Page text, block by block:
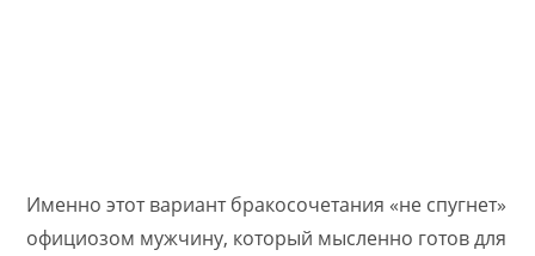
Именно этот вариант бракосочетания «не спугнет»
официозом мужчину, который мысленно готов для